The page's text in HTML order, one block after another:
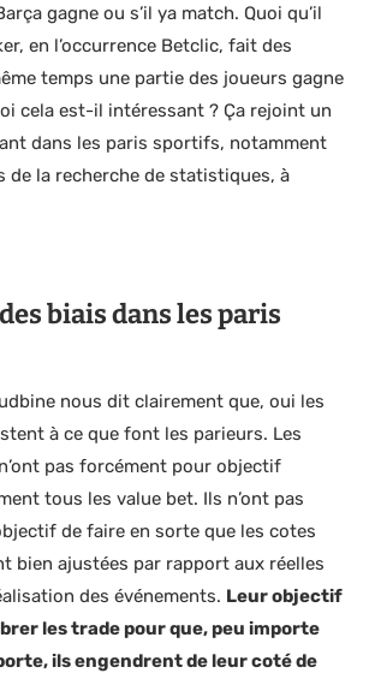
gagne ou s’il ya match. Quoi qu’il
en l’occurrence Betclic, fait des
temps une partie des joueurs gagne
cela est-il intéressant ? Ça rejoint un
dans les paris sportifs, notamment
de la recherche de statistiques, à
biais dans les paris
nous dit clairement que, oui les
à ce que font les parieurs. Les
pas forcément pour objectif
tous les value bet. Ils n’ont pas
de faire en sorte que les cotes
bien ajustées par rapport aux réelles
des événements. Leur objectif
les trade pour que, peu importe
ils engendrent de leur coté de